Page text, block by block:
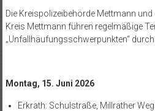
Die Kreispolizeibehörde Mettmann
Kreis Mettmann führen regelmäßige
„Unfallhäufungsschwerpunkten“ durch.
Montag, 15. Juni 2026
Erkrath: Schulstraße, Millrather Weg